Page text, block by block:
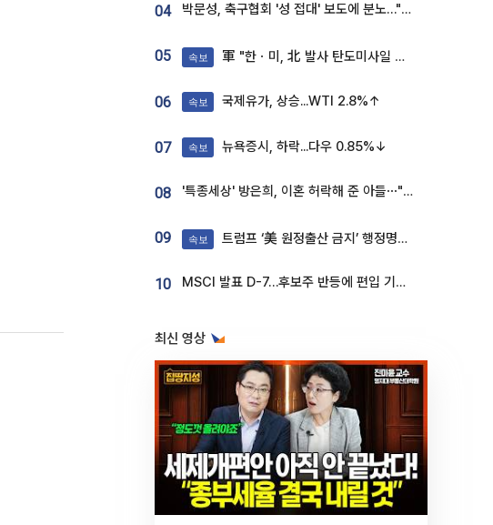
04 박문성, 축구협회 '성 접대' 보도에 분노…"다 말아먹으려고 작정했나"
05 속보 軍 "한ㆍ미, 北 발사 탄도미사일 제원 정밀분석 중"
06 속보 국제유가, 상승...WTI 2.8%↑
07 속보 뉴욕증시, 하락...다우 0.85%↓
08 '특종세상' 방은희, 이혼 허락해 준 아들⋯"너무 잘 커줬다" 오열
09 속보 트럼프 ‘美 원정출산 금지’ 행정명령 서명
10 MSCI 발표 D-7…후보주 반등에 편입 기대 재점화
최신 영상